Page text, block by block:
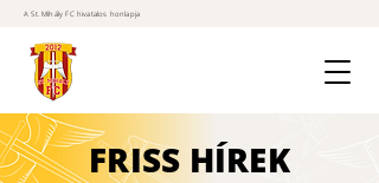
A St. Mihály FC hivatalos honlapja
FRISS HÍREK